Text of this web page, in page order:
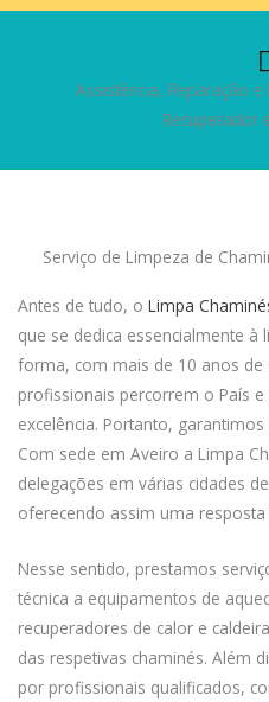
Assistência, Reparação
Recuperador
Serviço de Limpeza de
Antes de tudo, o Limpa
que se dedica essencialmente à
forma, com mais de 10 anos de
profissionais percorrem o País
excelência. Portanto,
Com sede em Aveiro a Limpa
delegações em várias cidades
oferecendo assim uma resposta
Nesse sentido, prestamos
técnica a equipamentos de
recuperadores de calor e
das respetivas chaminés. Além
por profissionais qualificados,